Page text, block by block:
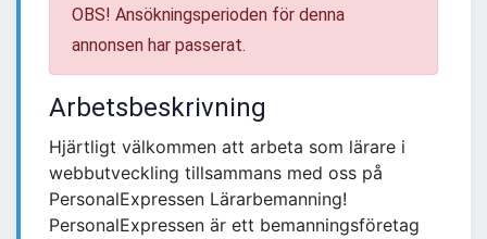
OBS! Ansökningsperioden för denna
annonsen har passerat.
Arbetsbeskrivning
Hjärtligt välkommen att arbeta som lärare i
webbutveckling tillsammans med oss på
PersonalExpressen Lärarbemanning!
PersonalExpressen är ett bemanningsföretag